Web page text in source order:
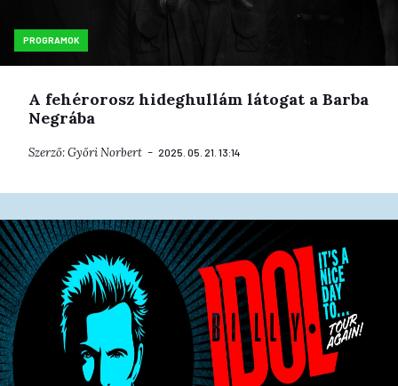
PROGRAMOK
A fehérorosz hideghullám látogat a Barba
Negrába
Szerző:Győri Norbert 2025. 05. 21. 13:14